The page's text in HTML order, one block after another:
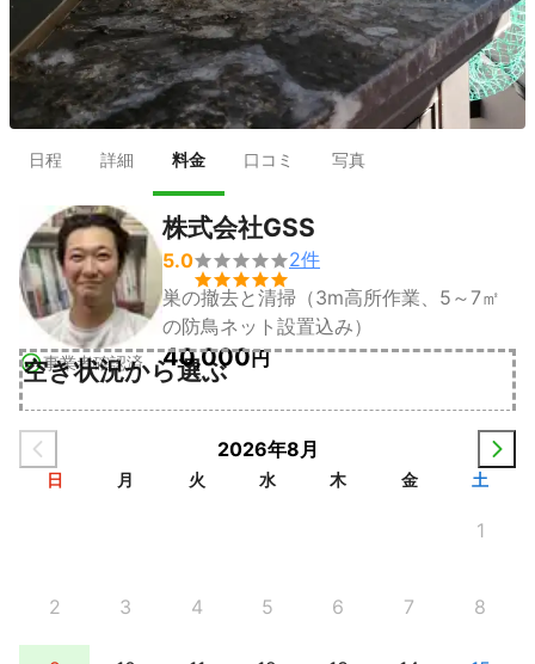
日程 詳細 料金 口コミ 写真
事業者確認済
株式会社GSS
5.0

2件
巣の撤去と清掃（3m高所作業、5～7㎡
の防鳥ネット設置込み）
40,000円
空き状況から選ぶ
2026年8月
日 月 火 水 木 金 土
1
2 3 4 5 6 7 8